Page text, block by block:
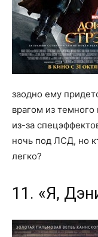
заодно ему
врагом из
из-за
ночь под ЛСД, но
легко?
11. «Я,